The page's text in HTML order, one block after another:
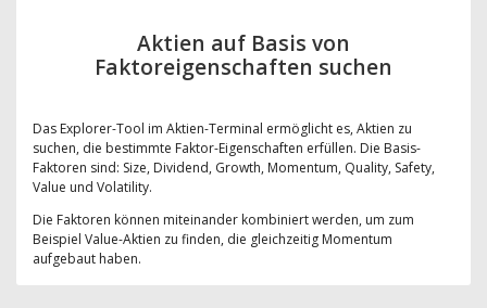
Aktien auf Basis von
Faktoreigenschaften suchen
Das Explorer-Tool im Aktien-Terminal ermöglicht es, Aktien zu
suchen, die bestimmte Faktor-Eigenschaften erfüllen. Die Basis-
Faktoren sind: Size, Dividend, Growth, Momentum, Quality, Safety,
Value und Volatility.
Die Faktoren können miteinander kombiniert werden, um zum
Beispiel Value-Aktien zu finden, die gleichzeitig Momentum
aufgebaut haben.